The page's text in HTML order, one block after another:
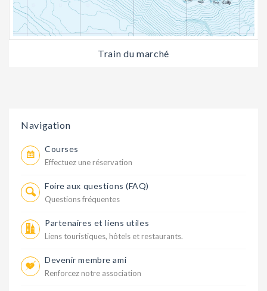
Train du marché
Navigation
Courses
Effectuez une réservation
Foire aux questions (FAQ)
Questions fréquentes
Partenaires et liens utiles
Liens touristiques, hôtels et restaurants.
Devenir membre ami
Renforcez notre association